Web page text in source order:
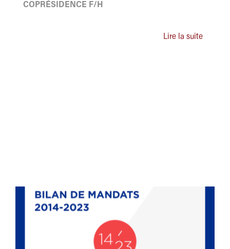
COPRÉSIDENCE F/H
Lire la suite